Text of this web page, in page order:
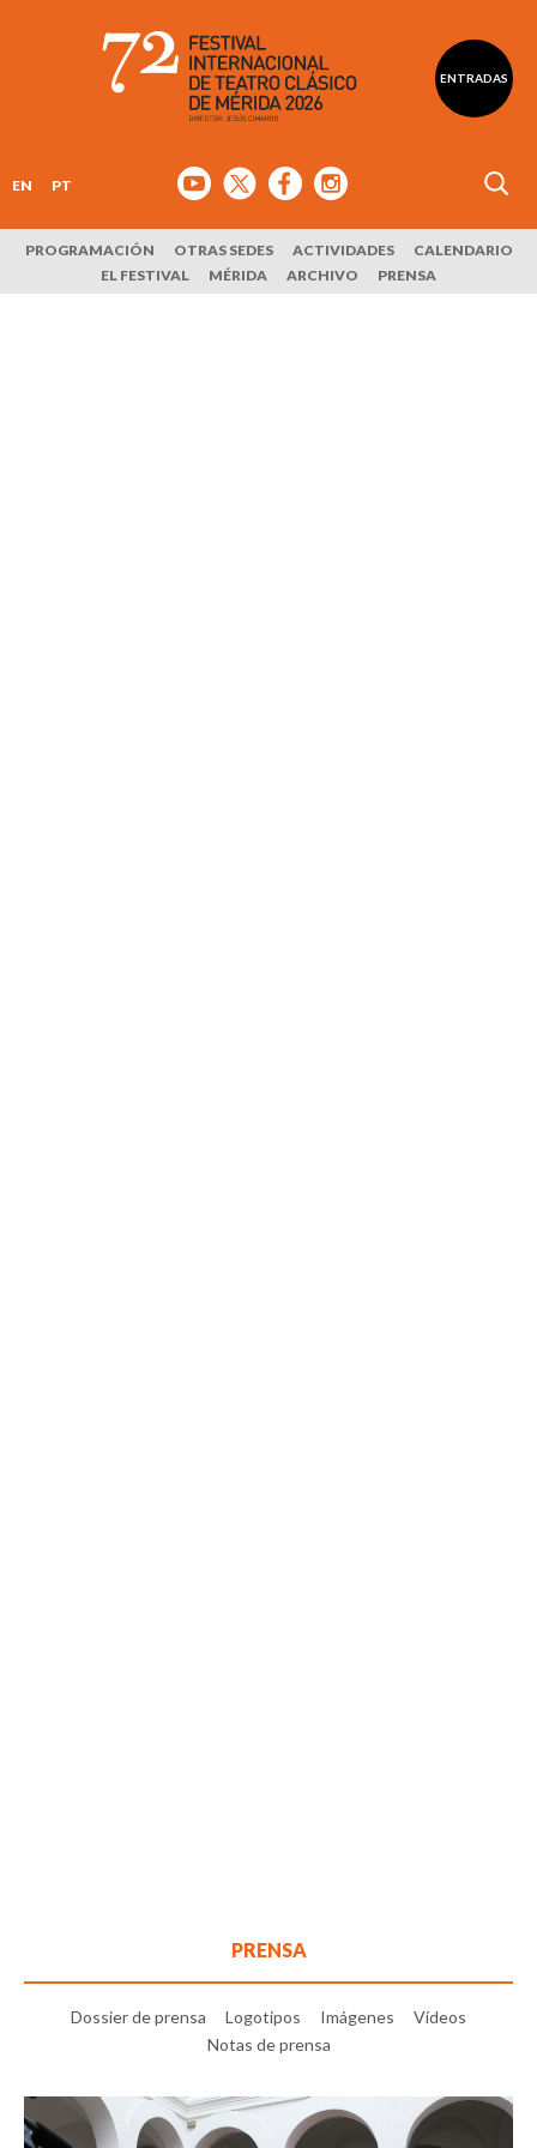
ENTRADAS
EN PT
PROGRAMACIÓN OTRAS SEDES ACTIVIDADES
CALENDARIO
EL FESTIVAL
MÉRIDA ARCHIVO PRENSA
PRENSA
Dossier de prensa Logotipos Imágenes
Vídeos
Notas de prensa